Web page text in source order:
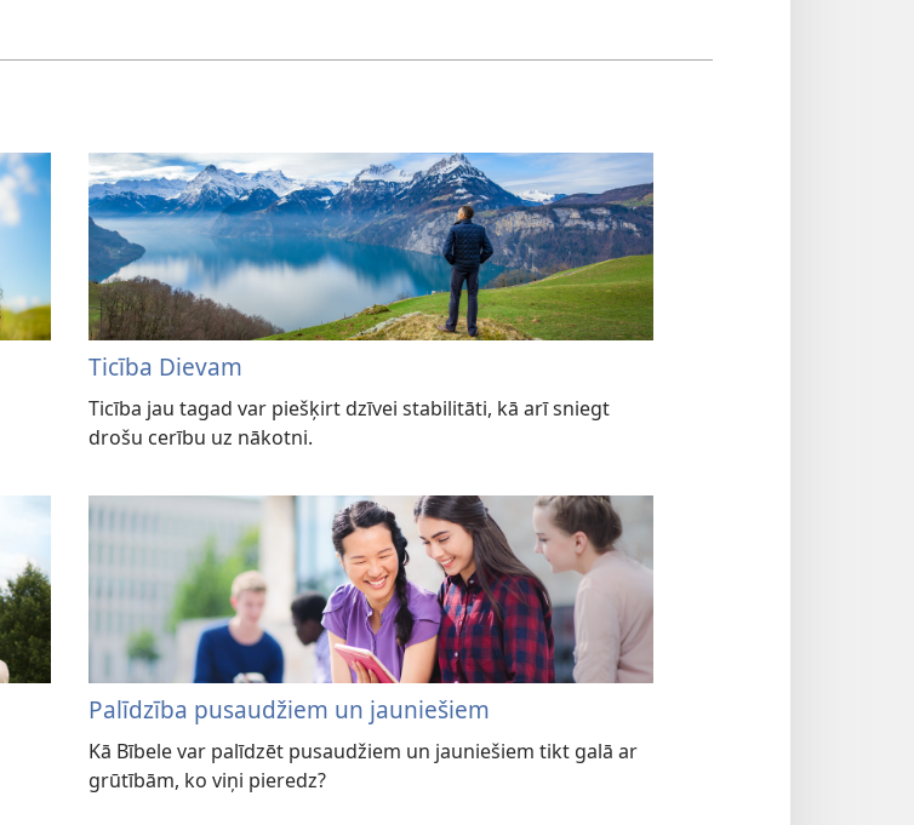
Ticība Dievam
Ticība jau tagad var piešķirt dzīvei stabilitāti, kā arī sniegt
drošu cerību uz nākotni.
Palīdzība pusaudžiem un jauniešiem
Kā Bībele var palīdzēt pusaudžiem un jauniešiem tikt galā ar
grūtībām, ko viņi pieredz?